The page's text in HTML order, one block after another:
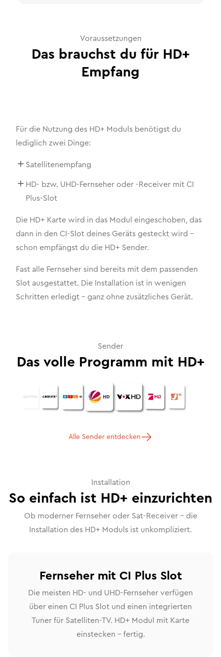
Voraussetzungen
Das brauchst du für HD+
Empfang
Für die Nutzung des HD+ Moduls benötigst du
lediglich zwei Dinge:
Satellitenempfang
HD- bzw. UHD-Fernseher oder -Receiver mit CI
Plus-Slot
Die HD+ Karte wird in das Modul eingeschoben, das
dann in den CI-Slot deines Geräts gesteckt wird –
schon empfängst du die HD+ Sender.
Fast alle Fernseher sind bereits mit dem passenden
Slot ausgestattet. Die Installation ist in wenigen
Schritten erledigt – ganz ohne zusätzliches Gerät.
Sender
Das volle Programm mit HD+
Alle Sender entdecken
Installation
So einfach ist HD+ einzurichten
Ob moderner Fernseher oder Sat-Receiver – die
Installation des HD+ Moduls ist unkompliziert.
Fernseher mit CI Plus Slot
Die meisten HD- und UHD-Fernseher verfügen
über einen CI Plus Slot und einen integrierten
Tuner für Satelliten-TV. HD+ Modul mit Karte
einstecken – fertig.